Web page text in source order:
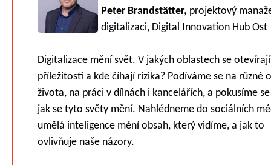
Peter Brandstätter, projektový
digitalizaci, Digital Innovation Hub Ost
Digitalizace mění svět. V jakých oblastech se
příležitosti a kde číhají rizika? Podíváme se na různé
života, na práci v dílnách i kancelářích, a pokusíme
jak se tyto světy mění. Nahlédneme do sociálních
umělá inteligence mění obsah, který vidíme, a jak to
ovlivňuje naše názory.